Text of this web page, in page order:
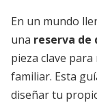
En un mundo
una reserva de
pieza clave
familiar. Esta
diseñar tu